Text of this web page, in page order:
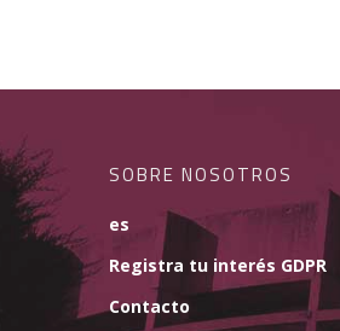
SOBRE NOSOTROS
es
Registra tu interés GDPR
Contacto